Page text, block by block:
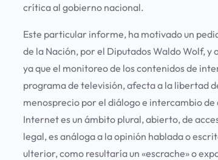
crítica al gobierno nacional.
Este particular informe, ha motivado un
de la Nación, por el Diputados Waldo Wolf,
ya que el monitoreo de los contenidos de
programa de televisión, afecta a la libertad
menosprecio por el diálogo e intercambio
Internet es un ámbito plural, abierto, de
legal, es análoga a la opinión hablada o
ulterior, como resultaría un «escrache» o